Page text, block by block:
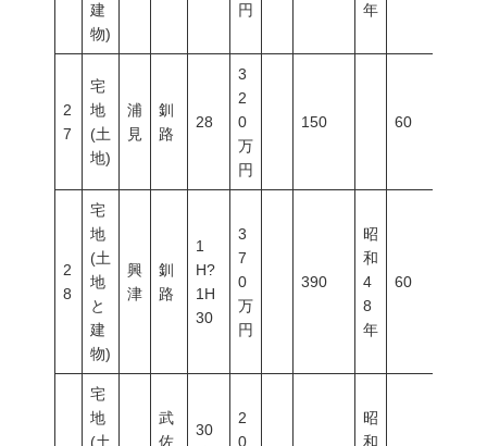
建
物)
円
年
2
7
宅
地
(土
地)
浦
見
釧
路
28
3
2
0
万
円
150 60
2
8
宅
地
(土
地
と
建
物)
興
津
釧
路
1
H?
1H
30
3
7
0
万
円
390
昭
和
4
8
年
60
宅
地
(土
武
佐
30
2
0
昭
和